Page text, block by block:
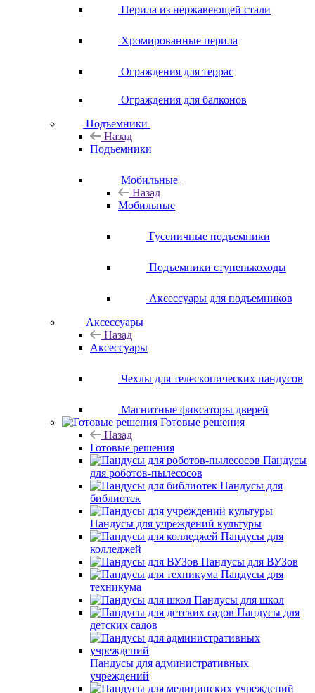
Перила из нержавеющей стали
Хромированные перила
Ограждения для террас
Ограждения для балконов
Подъемники
Назад
Подъемники
Мобильные
Назад
Мобильные
Гусеничные подъемники
Подъемники ступенькоходы
Аксессуары для подъемников
Аксессуары
Назад
Аксессуары
Чехлы для телескопических пандусов
Магнитные фиксаторы дверей
Готовые решения
Назад
Готовые решения
Пандусы
для роботов-пылесосов
Пандусы для
библиотек
Пандусы для учреждений культуры
Пандусы для
колледжей
Пандусы для ВУЗов
Пандусы для
техникума
Пандусы для школ
Пандусы для
детских садов
Пандусы для административных
учреждений